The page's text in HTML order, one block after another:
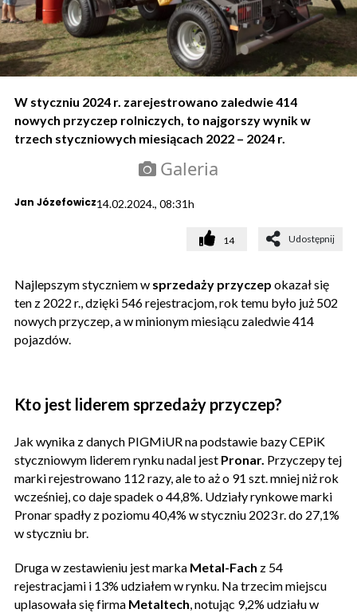
W styczniu 2024 r. zarejestrowano zaledwie 414
nowych przyczep rolniczych, to najgorszy wynik w
trzech styczniowych miesiącach 2022 – 2024 r.
Galeria
Jan Józefowicz14.02.2024., 08:31h
14 Udostępnij
Najlepszym styczniem w sprzedaży przyczep okazał się
ten z 2022 r., dzięki 546 rejestracjom, rok temu było już 502
nowych przyczep, a w minionym miesiącu zaledwie 414
pojazdów.
Kto jest liderem sprzedaży przyczep?
Jak wynika z danych PIGMiUR na podstawie bazy CEPiK
styczniowym liderem rynku nadal jest Pronar. Przyczepy tej
marki rejestrowano 112 razy, ale to aż o 91 szt. mniej niż rok
wcześniej, co daje spadek o 44,8%. Udziały rynkowe marki
Pronar spadły z poziomu 40,4% w styczniu 2023 r. do 27,1%
w styczniu br.
Druga w zestawieniu jest marka Metal-Fach z 54
rejestracjami i 13% udziałem w rynku. Na trzecim miejscu
uplasowała się firma Metaltech , notując 9,2% udziału w